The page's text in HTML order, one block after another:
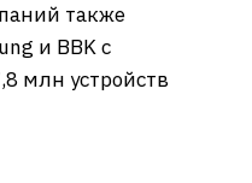
также
и BBK с
млн устройств